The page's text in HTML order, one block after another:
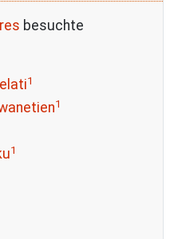
besuchte
1
1
1